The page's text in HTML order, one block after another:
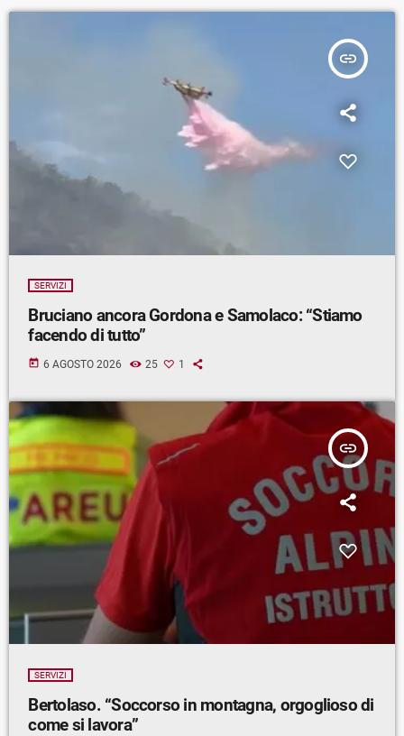
insert_link
SERVIZI
Bruciano ancora Gordona e Samolaco: “Stiamo
facendo di tutto”
today 6 AGOSTO 2026 25 1
insert_link
SERVIZI
Bertolaso. “Soccorso in montagna, orgoglioso di
come si lavora”